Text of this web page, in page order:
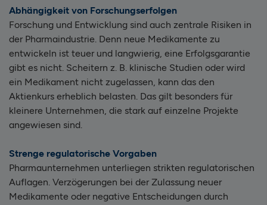
Abhängigkeit von Forschungserfolgen
Forschung und Entwicklung sind auch zentrale Risiken in
der Pharmaindustrie. Denn neue Medikamente zu
entwickeln ist teuer und langwierig, eine Erfolgsgarantie
gibt es nicht. Scheitern z. B. klinische Studien oder wird
ein Medikament nicht zugelassen, kann das den
Aktienkurs erheblich belasten. Das gilt besonders für
kleinere Unternehmen, die stark auf einzelne Projekte
angewiesen sind.
Strenge regulatorische Vorgaben
Pharmaunternehmen unterliegen strikten regulatorischen
Auflagen. Verzögerungen bei der Zulassung neuer
Medikamente oder negative Entscheidungen durch